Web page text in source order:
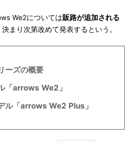
We2については販路が追加される
まり次第改めて発表するという。
ーズの概要
「arrows We2」
ル「arrows We2 Plus」